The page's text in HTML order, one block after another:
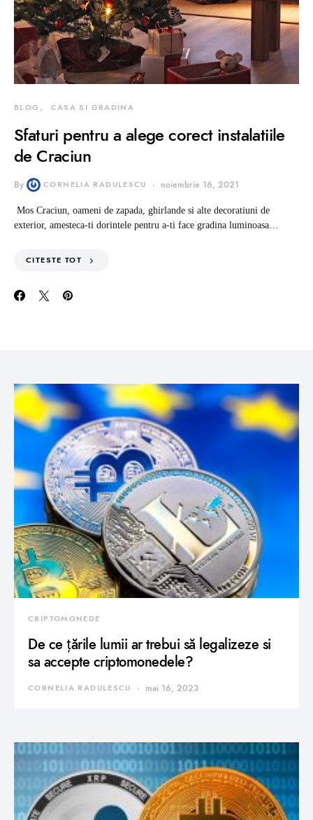
BLOG CASA SI GRADINA
Sfaturi pentru a alege corect instalatiile
de Craciun
By CORNELIA RADULESCU noiembrie 16, 2021
Mos Craciun, oameni de zapada, ghirlande si alte decoratiuni de
exterior, amesteca-ti dorintele pentru a-ti face gradina luminoasa…
CITESTE TOT
CRIPTOMONEDE
De ce țările lumii ar trebui să legalizeze si
sa accepte criptomonedele?
CORNELIA RADULESCU mai 16, 2023